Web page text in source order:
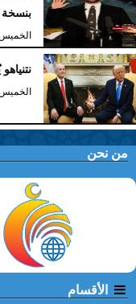
بنسخة
الخميس، 8 يناير
الخميس، 8 يناير
من نحن
الأقسام